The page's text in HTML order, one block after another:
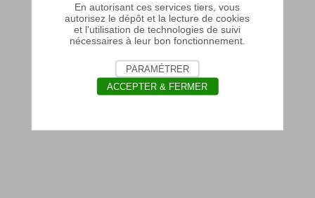
En autorisant ces services tiers, vous
autorisez le dépôt et la lecture de cookies
et l'utilisation de technologies de suivi
nécessaires à leur bon fonctionnement.
PARAMÉTRER
ACCEPTER & FERMER